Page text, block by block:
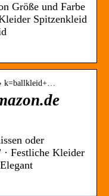
Größe und Farbe
Spitzenkleid
k=ballkleid+…
oder
Festliche Kleider